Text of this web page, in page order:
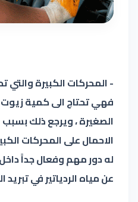
- المحركات الكبيرة والتي
فهي تحتاج الى كمية
الصغيرة ، ويرجع ذلك
الاحمال على المحركات
له دور مهم وفعال جداً
عن مياه الردياتير في تبريد